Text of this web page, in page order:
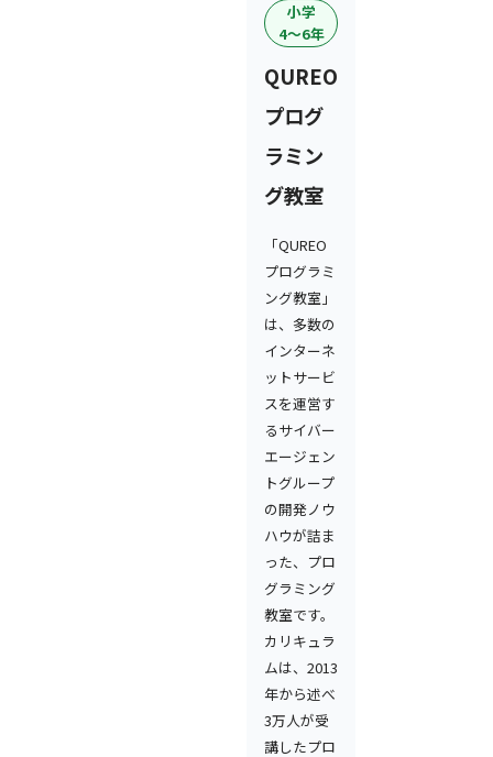
小学
4〜6年
QUREO
プログ
ラミン
グ教室
「QUREO
プログラミ
ング教室」
は、多数の
インターネ
ットサービ
スを運営す
るサイバー
エージェン
トグループ
の開発ノウ
ハウが詰ま
った、プロ
グラミング
教室です。
カリキュラ
ムは、2013
年から述べ
3万人が受
講したプロ